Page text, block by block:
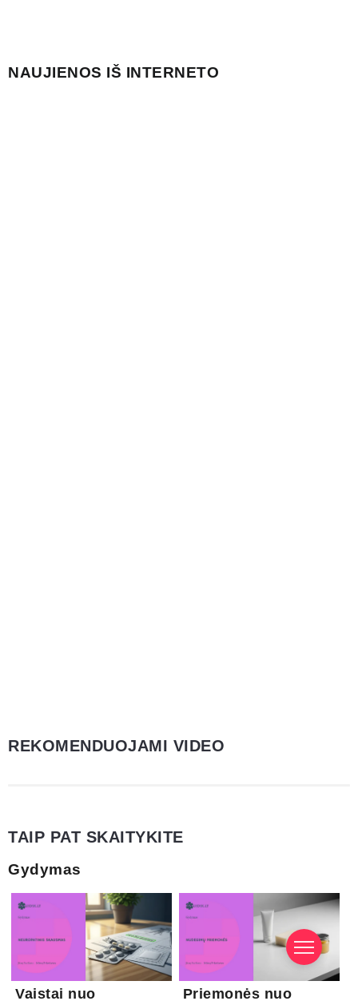
NAUJIENOS IŠ INTERNETO
REKOMENDUOJAMI VIDEO
TAIP PAT SKAITYKITE
Gydymas
Vaistai nuo Priemonės nuo